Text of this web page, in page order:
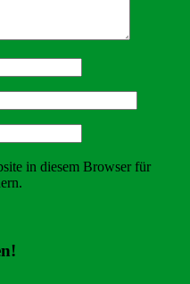
in diesem Browser für